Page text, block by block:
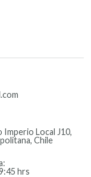
Imperio Local J10,
Chile
hrs